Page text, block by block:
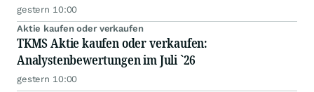
gestern 10:00
Aktie kaufen oder verkaufen
TKMS Aktie kaufen oder verkaufen:
Analystenbewertungen im Juli `26
gestern 10:00